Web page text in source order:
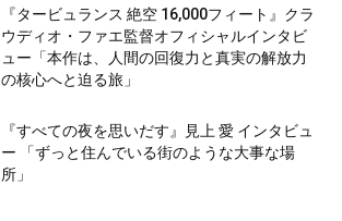
『タービュランス 絶空 16,000フィート』クラ
ウディオ・ファエ監督オフィシャルインタビ
ュー「本作は、人間の回復力と真実の解放力
の核心へと迫る旅」
『すべての夜を思いだす』見上 愛 インタビュ
ー 「ずっと住んでいる街のような大事な場
所」